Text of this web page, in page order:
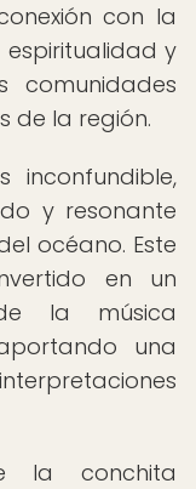
con la
y
de la región.
y resonante
océano. Este
en un
la música
una
la conchita